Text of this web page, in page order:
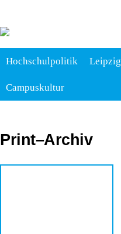
Hochschulpolitik Leipzig
Campuskultur
Print–Archiv